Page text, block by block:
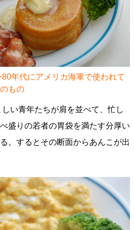
年代にアメリカ海軍で使われて
もの
い青年たちが肩を並べて、忙し
盛りの若者の胃袋を満たす分厚い
。するとその断面からあんこが出